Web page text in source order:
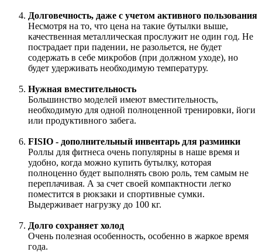
Долговечность, даже с учетом активного пользования
Несмотря на то, что цена на такие бутылки выше,
качественная металлическая прослужит не один год. Не
пострадает при падении, не разольется, не будет
содержать в себе микробов (при должном уходе), но
будет удерживать необходимую температуру.
Нужная вместительность
Большинство моделей имеют вместительность,
необходимую для одной полноценной тренировки, йоги
или продуктивного забега.
FISIO - дополнительный инвентарь для разминки
Роллы для фитнеса очень популярны в наше время и
удобно, когда можно купить бутылку, которая
полноценно будет выполнять свою роль, тем самым не
переплачивая. А за счет своей компактности легко
поместится в рюкзаки и спортивные сумки.
Выдерживает нагрузку до 100 кг.
Долго сохраняет холод
Очень полезная особенность, особенно в жаркое время
года.